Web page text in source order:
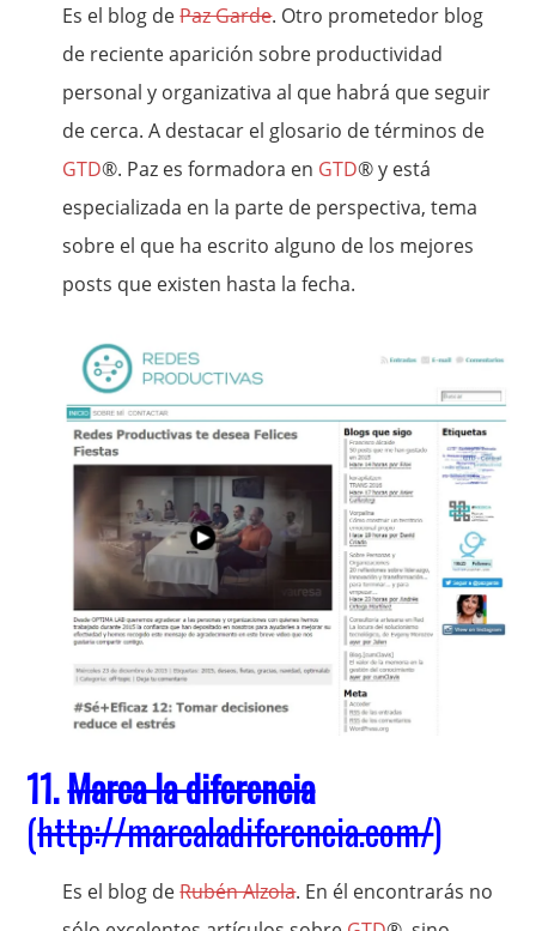
Es el blog dePaz Garde. Otro prometedor blog
de reciente aparición sobre productividad
personal y organizativa al que habrá que seguir
de cerca. A destacar el glosario de términos de
GTD®. Paz es formadora en GTD® y está
especializada en la parte de perspectiva, tema
sobre el que ha escrito alguno de los mejores
posts que existen hasta la fecha.
11.Marca la diferencia
(http://marcaladiferencia.com/)
Es el blog deRubén Alzola. En él encontrarás no